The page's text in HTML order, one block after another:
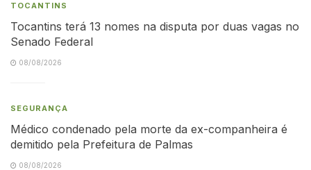
TOCANTINS
Tocantins terá 13 nomes na disputa por duas vagas no
Senado Federal
08/08/2026
SEGURANÇA
Médico condenado pela morte da ex-companheira é
demitido pela Prefeitura de Palmas
08/08/2026